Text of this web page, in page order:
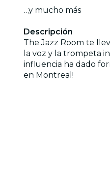
…y mucho más
Descripción
The Jazz Room te
la voz y la trompeta
influencia ha dado
en Montreal!